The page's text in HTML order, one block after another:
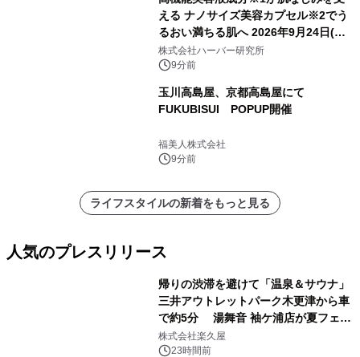
える ナノサイズ美容カプセル※2でう
るおい満ちる肌へ 2026年9月24日(木)
よりリニューアル新発売 『ディープモ
イストセラム』
株式会社ハーバー研究所
9分前
玉川高島屋、京都高島屋にて
FUKUBISUI POPUP開催
福美人株式会社
9分前
ライフスタイルの新着をもっと見る
人気のプレスリリース
帰りの渋滞を避けて「温泉＆サウナ」
三井アウトレットパーク木更津から車
で約5分 湯舞音 袖ケ浦店が夏フェア
メニューを提供
株式会社楽久屋
23時間前